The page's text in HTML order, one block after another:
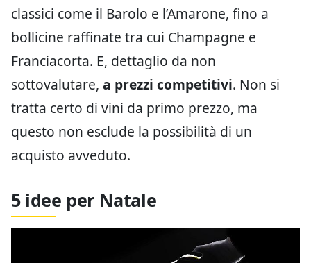
classici come il Barolo e l’Amarone, fino a
bollicine raffinate tra cui Champagne e
Franciacorta. E, dettaglio da non
sottovalutare, a prezzi competitivi. Non si
tratta certo di vini da primo prezzo, ma
questo non esclude la possibilità di un
acquisto avveduto.
5 idee per Natale